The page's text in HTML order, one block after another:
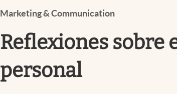
Clima
Eventos Corporativos
Marketing & Communication
Reflexiones sobre
personal